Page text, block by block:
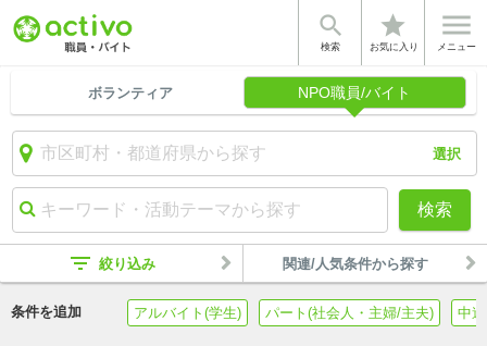

検索
star
お気に入り

メニュー
ボランティア NPO職員/バイト
選択
検索
filter_list 絞り込み 関連/人気条件から探す
条件を追加 アルバイト(学生) パート(社会人・主婦/主夫) 中